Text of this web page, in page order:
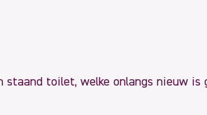
toilet, welke onlangs nieuw is